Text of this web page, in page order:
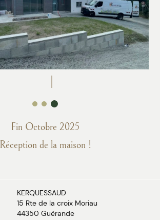
Fin Octobre 2025
Réception de la maison !
KERQUESSAUD
15 Rte de la croix Moriau
44350 Guérande